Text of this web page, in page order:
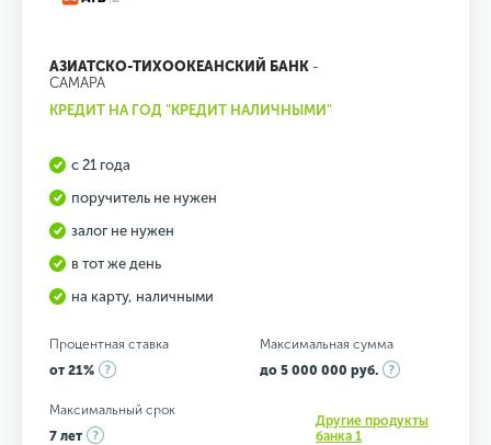
АЗИАТСКО-ТИХООКЕАНСКИЙ БАНК -
САМАРА
КРЕДИТ НА ГОД "КРЕДИТ НАЛИЧНЫМИ"
с 21 года
поручитель не нужен
залог не нужен
в тот же день
на карту, наличными
Процентная ставка
от 21%
Максимальная сумма
до 5 000 000 руб.
Максимальный срок
7 лет
Другие продукты
банка 1